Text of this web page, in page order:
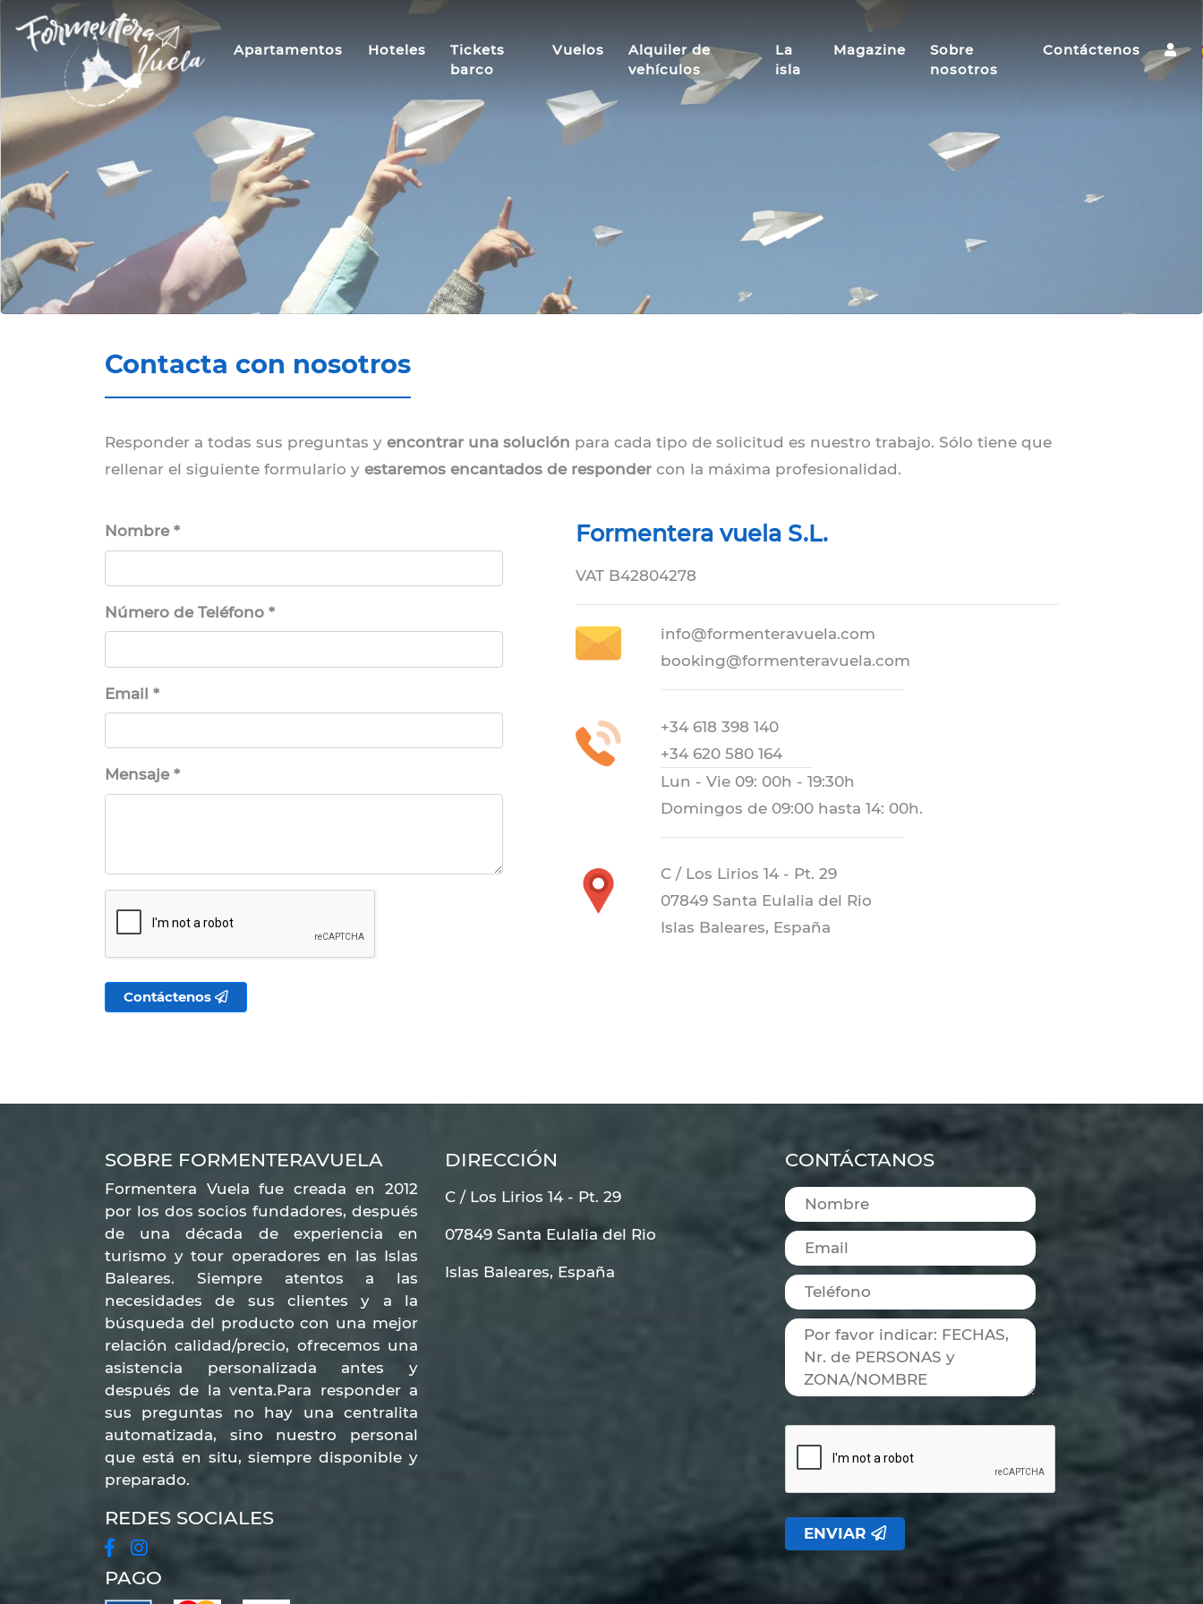
Apartamentos Hoteles
Tickets
barco
Vuelos
Alquiler de
vehículos
La
isla
Magazine
Sobre
nosotros
Contáctenos
Contacta con nosotros
Responder a todas sus preguntas y encontrar una solución para cada tipo de solicitud es nuestro trabajo. Sólo tiene que
rellenar el siguiente formulario y estaremos encantados de responder con la máxima profesionalidad.
Nombre *
Número de Teléfono *
Email *
Mensaje *
Contáctenos
Formentera vuela S.L.
VAT B42804278
info@formenteravuela.com
booking@formenteravuela.com
+34 618 398 140
+34 620 580 164
Lun - Vie 09: 00h - 19:30h
Domingos de 09:00 hasta 14: 00h.
C / Los Lirios 14 - Pt. 29
07849 Santa Eulalia del Rio
Islas Baleares, España
SOBRE FORMENTERAVUELA
Formentera Vuela fue creada en 2012
por los dos socios fundadores, después
de una década de experiencia en
turismo y tour operadores en las Islas
Baleares. Siempre atentos a las
necesidades de sus clientes y a la
búsqueda del producto con una mejor
relación calidad/precio, ofrecemos una
asistencia personalizada antes y
después de la venta.Para responder a
sus preguntas no hay una centralita
automatizada, sino nuestro personal
que está en situ, siempre disponible y
preparado.
REDES SOCIALES
PAGO
DIRECCIÓN
C / Los Lirios 14 - Pt. 29
07849 Santa Eulalia del Rio
Islas Baleares, España
CONTÁCTANOS
ENVIAR